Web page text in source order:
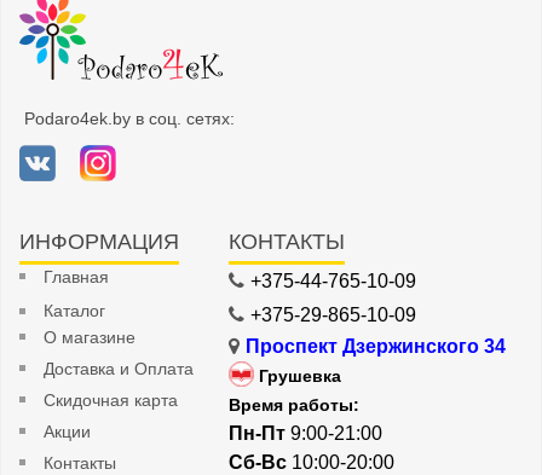
Podaro4ek.by в соц. сетях:
ИНФОРМАЦИЯ
Главная
Каталог
О магазине
Доставка и Оплата
Скидочная карта
Акции
Контакты
КОНТАКТЫ
+375-44-765-10-09
+375-29-865-10-09
Проспект Дзержинского 34
Грушевка
Время работы:
Пн-Пт 9:00-21:00
Сб-Вс 10:00-20:00